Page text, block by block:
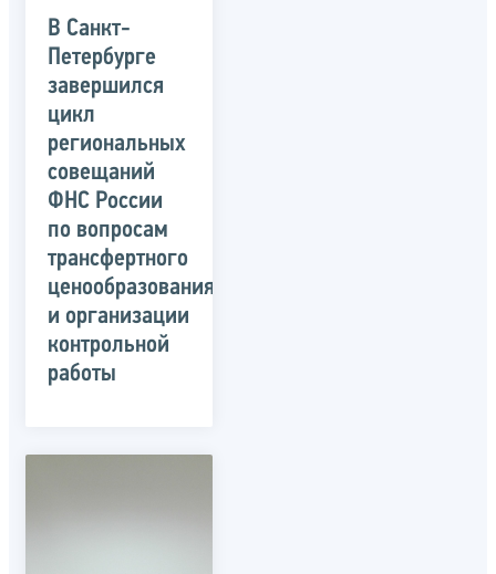
В Санкт-
Петербурге
завершился
цикл
региональных
совещаний
ФНС России
по вопросам
трансфертного
ценообразования
и организации
контрольной
работы